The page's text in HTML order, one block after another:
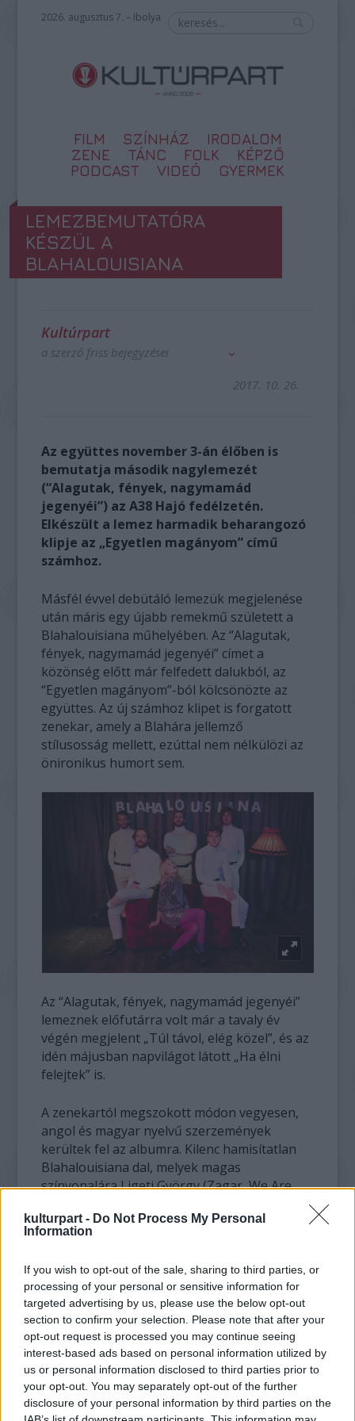
kulturpart - Do Not Process My Personal
Information
If you wish to opt-out of the sale, sharing to third parties, or
processing of your personal or sensitive information for
targeted advertising by us, please use the below opt-out
section to confirm your selection. Please note that after your
opt-out request is processed you may continue seeing
interest-based ads based on personal information utilized by
us or personal information disclosed to third parties prior to
your opt-out. You may separately opt-out of the further
disclosure of your personal information by third parties on the
2026. augusztus 7. – Ibolya
FILM SZÍNHÁZ
IRODALOM
ZENE
TÁNC FOLK
KÉPZŐ
PODCAST
VIDEÓ GYERMEK
LEMEZBEMUTATÓRA
KÉSZÜL A
BLAHALOUISIANA
Kultúrpart
a szerző friss bejegyzései
2017. 10. 26.
Az együttes november 3-án élőben is
bemutatja második nagylemezét
(“Alagutak, fények, nagymamád
jegenyéi”) az A38 Hajó fedélzetén.
Elkészült a lemez harmadik beharangozó
klipje az „Egyetlen magányom” című
számhoz.
Másfél évvel debütáló lemezük megjelenése
után máris egy újabb remekmű született a
Blahalouisiana műhelyében. Az “Alagutak,
fények, nagymamád jegenyéi” címet a
közönség előtt már felfedett dalukból, az
“Egyetlen magányom”-ból kölcsönözte az
együttes. Az új számhoz klipet is forgatott
zenekar, amely a Blahára jellemző
stílusosság mellett, ezúttal nem nélkülözi az
önironikus humort sem.
Az “Alagutak, fények, nagymamád jegenyéi”
lemeznek előfutárra volt már a tavaly év
végén megjelent „Túl távol, elég közel”, és az
idén májusban napvilágot látott „Ha élni
felejtek” is.
A zenekartól megszokott módon vegyesen,
angol és magyar nyelvű szerzemények
kerültek fel az albumra. Kilenc hamisítatlan
Blahalouisiana dal, melyek magas
színvonalára Ligeti György (Zagar, We Are
Blahalouisiana két vokalista lánnyal és egy
zongoristával kiegészülve várja közönségét.
Alagutak, fények, nagymamád jegenyéi
tracklist:
1. Egyetlen magányom
2. Túl távol, elég közel